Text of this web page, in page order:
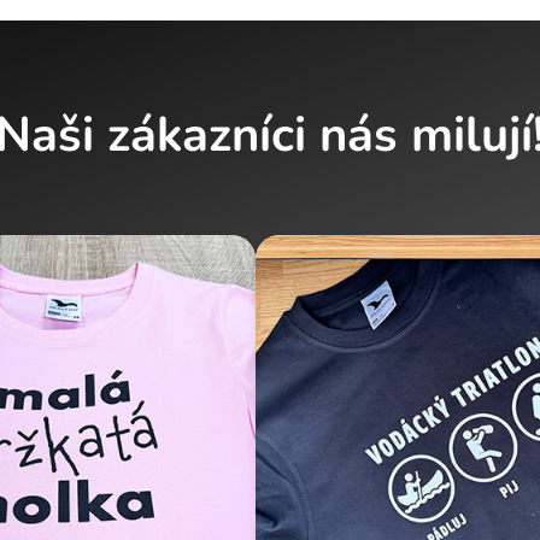
zákazníci nás